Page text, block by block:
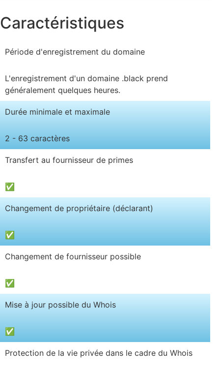
Caractéristiques
Période d'enregistrement du domaine
L'enregistrement d'un domaine .black prend
généralement quelques heures.
Durée minimale et maximale
2 - 63 caractères
Transfert au fournisseur de primes
✅
Changement de propriétaire (déclarant)
✅
Changement de fournisseur possible
✅
Mise à jour possible du Whois
✅
Protection de la vie privée dans le cadre du Whois